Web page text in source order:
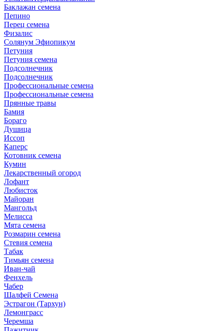
Баклажан семена
Пепино
Перец семена
Физалис
Солянум Эфиопикум
Петуния
Петуния семена
Подсолнечник
Подсолнечник
Профессиональные семена
Профессиональные семена
Прянные травы
Бамия
Бораго
Душица
Иссоп
Каперс
Котовник семена
Кумин
Лекарственный огород
Лофант
Любисток
Майоран
Мангольд
Мелисса
Мята семена
Розмарин семена
Стевия семена
Табак
Тимьян семена
Иван-чай
Фенхель
Чабер
Шалфей Семена
Эстрагон (Тархун)
Лемонграсс
Черемша